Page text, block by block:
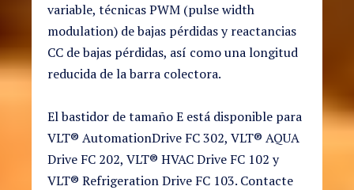
variable, técnicas PWM (pulse width
modulation) de bajas pérdidas y reactancias
CC de bajas pérdidas, así como una longitud
reducida de la barra colectora.
El bastidor de tamaño E está disponible para
VLT® AutomationDrive FC 302, VLT® AQUA
Drive FC 202, VLT® HVAC Drive FC 102 y
VLT® Refrigeration Drive FC 103. Contacte